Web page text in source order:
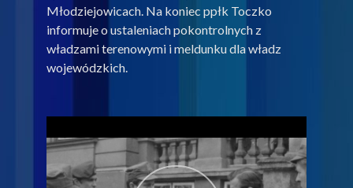
Młodziejowicach. Na koniec ppłk Toczko
informuje o ustaleniach pokontrolnych z
władzami terenowymi i meldunku dla władz
wojewódzkich.